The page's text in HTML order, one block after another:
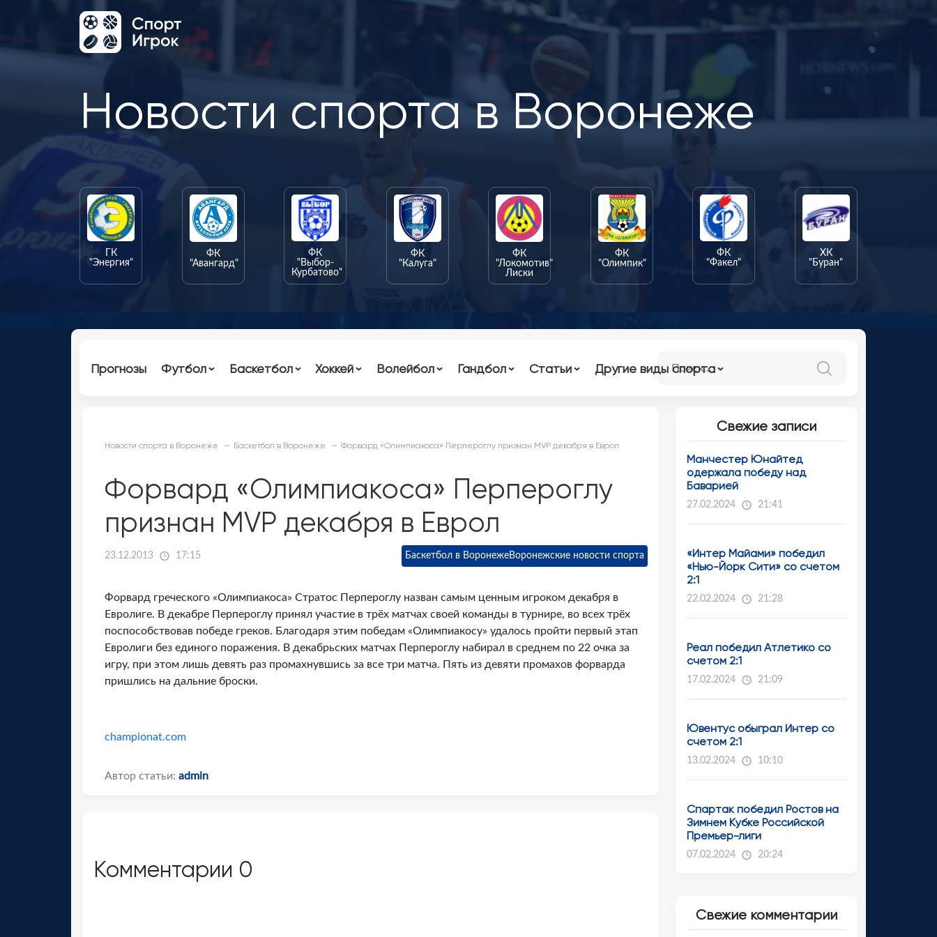
Новости спорта в Воронеже
ГК
"Энергия"
ФК
"Авангард"
ФК
"Выбор-
Курбатово"
ФК
"Калуга"
ФК
"Локомотив"
Лиски
ФК
"Олимпик"
ФК
"Факел"
ХК
"Буран"
Прогнозы Футбол Баскетбол Хоккей Волейбол Гандбол Статьи Другие виды спорта
Новости спорта в Воронеже Баскетбол в Воронеже Форвард «Олимпиакоса» Перпероглу признан MVP декабря в Еврол
Форвард «Олимпиакоса» Перпероглу
признан MVP декабря в Еврол
23.12.2013 17:15 Баскетбол в ВоронежеВоронежские новости спорта
Форвард греческого «Олимпиакоса» Стратос Перпероглу назван самым ценным игроком декабря в
Евролиге. В декабре Перпероглу принял участие в трёх матчах своей команды в турнире, во всех трёх
поспособствовав победе греков. Благодаря этим победам «Олимпиакосу» удалось пройти первый этап
Евролиги без единого поражения. В декабрьских матчах Перпероглу набирал в среднем по 22 очка за
игру, при этом лишь девять раз промахнувшись за все три матча. Пять из девяти промахов форварда
пришлись на дальние броски.
championat.com
Автор статьи: admin
Комментарии 0
Свежие записи
Манчестер Юнайтед
одержала победу над
Баварией
27.02.2024 21:41
«Интер Майами» победил
«Нью-Йорк Сити» со счетом
2:1
22.02.2024 21:28
Реал победил Атлетико со
счетом 2:1
17.02.2024 21:09
Ювентус обыграл Интер со
счетом 2:1
13.02.2024 10:10
Спартак победил Ростов на
Зимнем Кубке Российской
Премьер-лиги
07.02.2024 20:24
Свежие комментарии